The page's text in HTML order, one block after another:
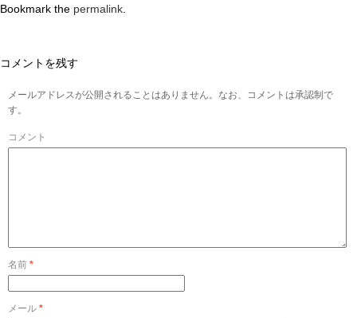
Bookmark the permalink
コメントを残す
メールアドレスが公開されることはありません。なお、コメントは承認制で
す。
コメント
名前 *
メール *